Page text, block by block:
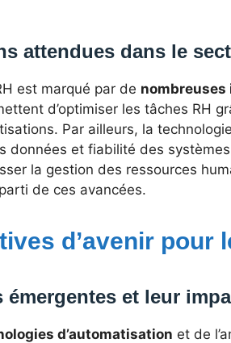
attendues dans le
est marqué par de
d’optimiser les tâches RH
Par ailleurs, la
données et fiabilité des
la gestion des ressources
de ces avancées.
d’avenir pour
émergentes et leur
d’automatisation et de